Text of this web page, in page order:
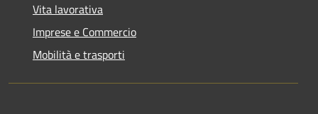
Vita lavorativa
Imprese e Commercio
Mobilità e trasporti